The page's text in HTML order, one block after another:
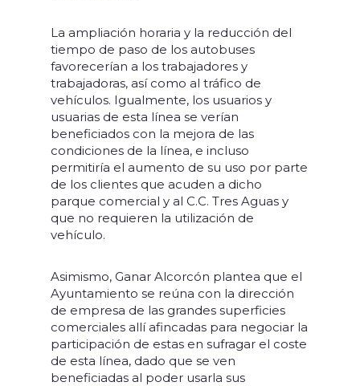
La ampliación horaria y la reducción del
tiempo de paso de los autobuses
favorecerían a los trabajadores y
trabajadoras, así como al tráfico de
vehículos. Igualmente, los usuarios y
usuarias de esta línea se verían
beneficiados con la mejora de las
condiciones de la línea, e incluso
permitiría el aumento de su uso por parte
de los clientes que acuden a dicho
parque comercial y al C.C. Tres Aguas y
que no requieren la utilización de
vehículo.
Asimismo, Ganar Alcorcón plantea que el
Ayuntamiento se reúna con la dirección
de empresa de las grandes superficies
comerciales allí afincadas para negociar la
participación de estas en sufragar el coste
de esta línea, dado que se ven
beneficiadas al poder usarla sus